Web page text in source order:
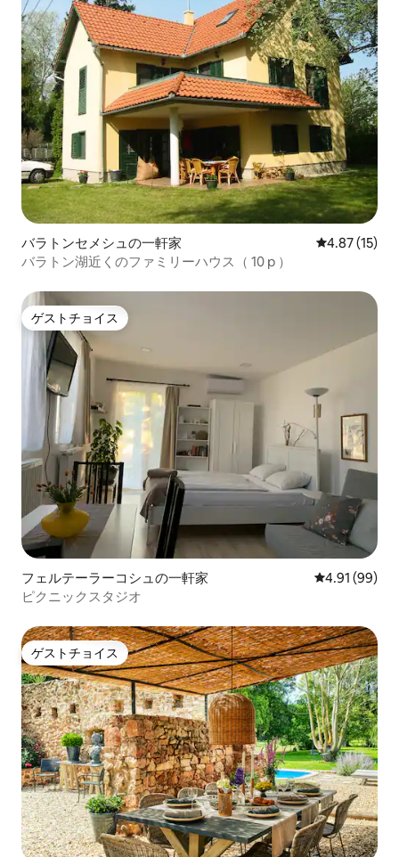
バラトンセメシュの一軒家 レビュー15
4.87 (15)
バラトン湖近くのファミリーハウス（ 10 p ）
ゲストチョイス
ゲストチョイス
フェルテーラーコシュの一軒家 レビュー99
4.91 (99)
ピクニックスタジオ
ゲストチョイス
ゲストチョイス